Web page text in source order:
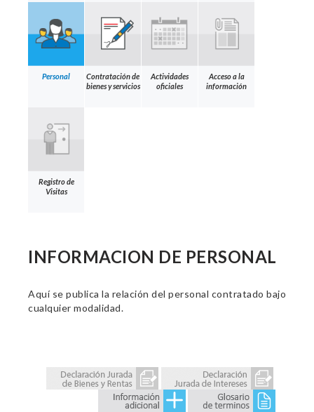
Personal
Contratación de
bienes y servicios
Actividades
oficiales
Acceso a la
información
Registro de
Visitas
INFORMACION DE PERSONAL
Aquí se publica la relación del personal contratado bajo
cualquier modalidad.